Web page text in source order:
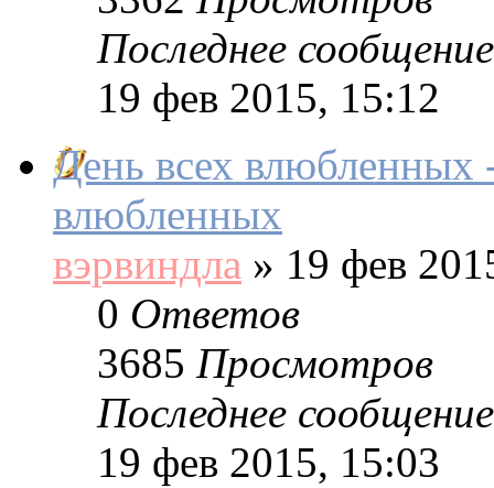
Последнее сообщение
19 фев 2015, 15:12
День всех
влюбленных
вэрвиндла » 19 фев
0 Ответов
3685 Просмотров
Последнее сообщение
19 фев 2015, 15:03